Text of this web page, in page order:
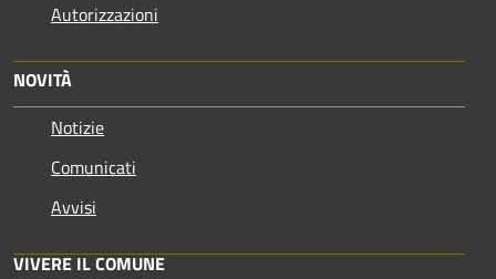
Autorizzazioni
NOVITÀ
Notizie
Comunicati
Avvisi
VIVERE IL COMUNE